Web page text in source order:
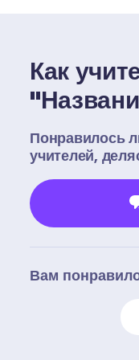
Как
Понравилось
учителей,
Вам